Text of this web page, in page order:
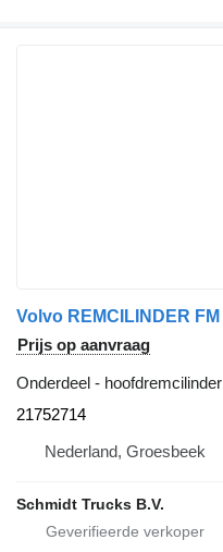
Prijs op aanvraag
Onderdeel - hoofdremcilinder
21752714
Nederland, Groesbeek
Schmidt Trucks B.V.